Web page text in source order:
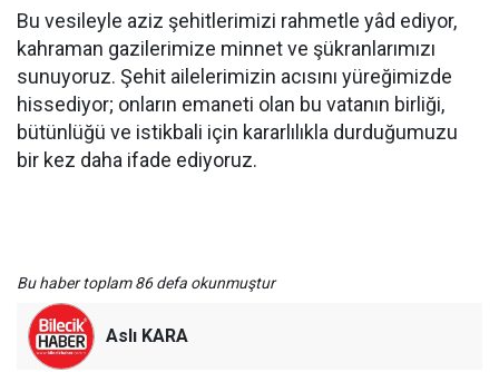
Bu vesileyle aziz şehitlerimizi rahmetle yâd ediyor,
kahraman gazilerimize minnet ve şükranlarımızı
sunuyoruz. Şehit ailelerimizin acısını yüreğimizde
hissediyor; onların emaneti olan bu vatanın birliği,
bütünlüğü ve istikbali için kararlılıkla durduğumuzu
bir kez daha ifade ediyoruz.
Bu haber toplam 86 defa okunmuştur
Aslı KARA